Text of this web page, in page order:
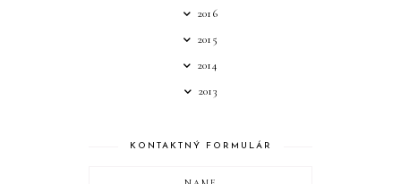
2016
2015
2014
2013
KONTAKTNÝ FORMULÁR